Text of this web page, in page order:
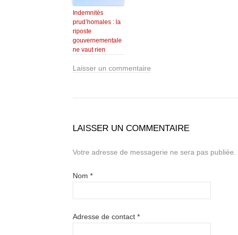
Indemnités
prud’homales : la
riposte
gouvernementale
ne vaut rien
Laisser un commentaire
LAISSER UN COMMENTAIRE
Votre adresse de messagerie ne sera pas publiée.
Nom *
Adresse de contact *